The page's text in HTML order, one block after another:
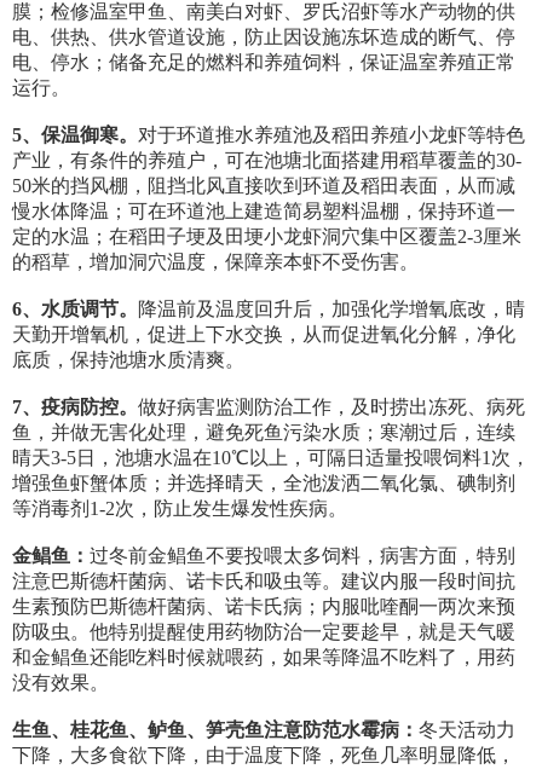
膜；检修温室甲鱼、南美白对虾、罗氏沼虾等水产动物的供
电、供热、供水管道设施，防止因设施冻坏造成的断气、停
电、停水；储备充足的燃料和养殖饲料，保证温室养殖正常
运行。
5、保温御寒。 对于环道推水养殖池及稻田养殖小龙虾等特色
产业，有条件的养殖户，可在池塘北面搭建用稻草覆盖的30-
50米的挡风棚，阻挡北风直接吹到环道及稻田表面，从而减
慢水体降温；可在环道池上建造简易塑料温棚，保持环道一
定的水温；在稻田子埂及田埂小龙虾洞穴集中区覆盖2-3厘米
的稻草，增加洞穴温度，保障亲本虾不受伤害。
6、水质调节。
降温前及温度回升后，加强化学增氧底改，晴
天勤开增氧机，促进上下水交换，从而促进氧化分解，净化
底质，保持池塘水质清爽。
7、疫病防控。 做好病害监测防治工作，及时捞出冻死、病死
鱼，并做无害化处理，避免死鱼污染水质；寒潮过后，连续
晴天3-5日，池塘水温在10℃以上，可隔日适量投喂饲料1次，
增强鱼虾蟹体质；并选择晴天，全池泼洒二氧化氯、碘制剂
等消毒剂1-2次，防止发生爆发性疾病。
金鲳鱼： 过冬前金鲳鱼不要投喂太多饲料，病害方面，特别
注意巴斯德杆菌病、诺卡氏和吸虫等。建议内服一段时间抗
生素预防巴斯德杆菌病、诺卡氏病；内服吡喹酮一两次来预
防吸虫。他特别提醒使用药物防治一定要趁早，就是天气暖
和金鲳鱼还能吃料时候就喂药，如果等降温不吃料了，用药
没有效果。
生鱼、桂花鱼、鲈鱼、笋壳鱼注意防范水霉病： 冬天活动力
下降，大多食欲下降，由于温度下降，死鱼几率明显降低，